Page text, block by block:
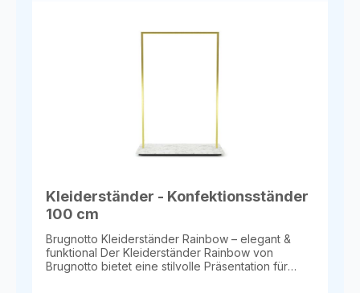
Kleiderständer - Konfektionsständer
100 cm
Brugnotto Kleiderständer Rainbow – elegant &
funktional Der Kleiderständer Rainbow von
Brugnotto bietet eine stilvolle Präsentation für